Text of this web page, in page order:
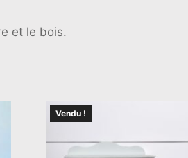
et le bois.
Vendu !